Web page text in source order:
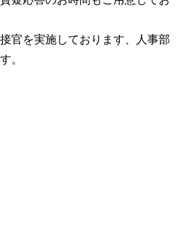
官を実施しております、人事部
。